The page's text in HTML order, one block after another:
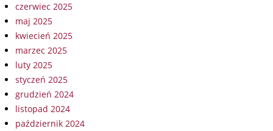
czerwiec 2025
maj 2025
kwiecień 2025
marzec 2025
luty 2025
styczeń 2025
grudzień 2024
listopad 2024
październik 2024